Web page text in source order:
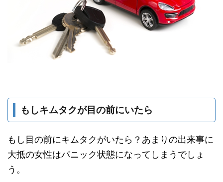
もしキムタクが目の前にいたら
もし目の前にキムタクがいたら？あまりの出来事に
大抵の女性はパニック状態になってしまうでしょ
う。